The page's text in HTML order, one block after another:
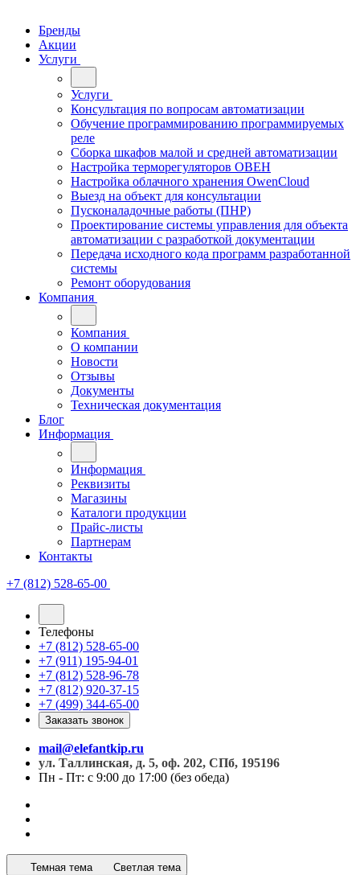
Бренды
Акции
Услуги
Услуги
Консультация по вопросам автоматизации
Обучение программированию программируемых
реле
Сборка шкафов малой и средней автоматизации
Настройка терморегуляторов ОВЕН
Настройка облачного хранения OwenCloud
Выезд на объект для консультации
Пусконаладочные работы (ПНР)
Проектирование системы управления для объекта
автоматизации с разработкой документации
Передача исходного кода программ разработанной
системы
Ремонт оборудования
Компания
Компания
О компании
Новости
Отзывы
Документы
Техническая документация
Блог
Информация
Информация
Реквизиты
Магазины
Каталоги продукции
Прайс-листы
Партнерам
Контакты
+7 (812) 528-65-00
Телефоны
+7 (812) 528-65-00
+7 (911) 195-94-01
+7 (812) 528-96-78
+7 (812) 920-37-15
+7 (499) 344-65-00
Заказать звонок
mail@elefantkip.ru
ул. Таллинская, д. 5, оф. 202, СПб, 195196
Пн - Пт: с 9:00 до 17:00 (без обеда)
Темная тема Светлая тема